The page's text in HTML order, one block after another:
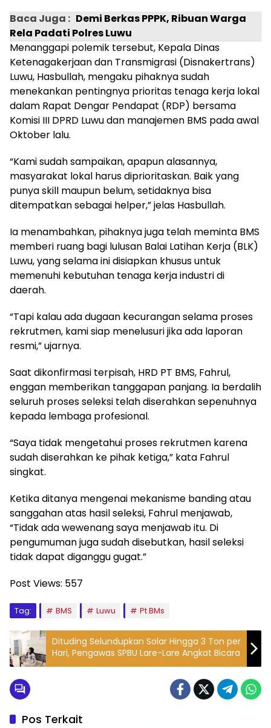
Baca Juga : Demi Berkas PPPK, Ribuan Warga
Rela Padati Polres Luwu
Menanggapi polemik tersebut, Kepala Dinas
Ketenagakerjaan dan Transmigrasi (Disnakertrans)
Luwu, Hasbullah, mengaku pihaknya sudah
menekankan pentingnya prioritas tenaga kerja lokal
dalam Rapat Dengar Pendapat (RDP) bersama
Komisi III DPRD Luwu dan manajemen BMS pada awal
Oktober lalu.
“Kami sudah sampaikan, apapun alasannya,
masyarakat lokal harus diprioritaskan. Baik yang
punya skill maupun belum, setidaknya bisa
ditempatkan sebagai helper,” jelas Hasbullah.
Ia menambahkan, pihaknya juga telah meminta BMS
memberi ruang bagi lulusan Balai Latihan Kerja (BLK)
Luwu, yang selama ini disiapkan khusus untuk
memenuhi kebutuhan tenaga kerja industri di
daerah.
“Tapi kalau ada dugaan kecurangan selama proses
rekrutmen, kami siap menelusuri jika ada laporan
resmi,” ujarnya.
Saat dikonfirmasi terpisah, HRD PT BMS, Fahrul,
enggan memberikan tanggapan panjang. Ia berdalih
seluruh proses seleksi telah diserahkan sepenuhnya
kepada lembaga profesional.
“Saya tidak mengetahui proses rekrutmen karena
sudah diserahkan ke pihak ketiga,” kata Fahrul
singkat.
Ketika ditanya mengenai mekanisme banding atau
sanggahan atas hasil seleksi, Fahrul menjawab,
“Tidak ada wewenang saya menjawab itu. Di
pengumuman juga sudah disebutkan, hasil seleksi
tidak dapat diganggu gugat.”
Post Views: 557
Tag: BMS Luwu Pt BMs
Dituding Selundupkan Solar Hingga 3 Ton per
Hari, Pengawas SPBU Lare-Lare Angkat Bicara
Pos Terkait